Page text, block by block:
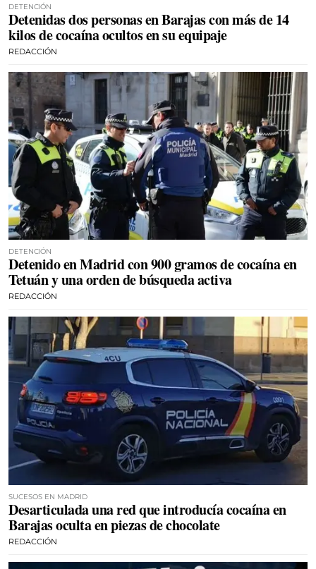
DETENCIÓN
Detenidas dos personas en Barajas con más de 14
kilos de cocaína ocultos en su equipaje
REDACCIÓN
DETENCIÓN
Detenido en Madrid con 900 gramos de cocaína en
Tetuán y una orden de búsqueda activa
REDACCIÓN
SUCESOS EN MADRID
Desarticulada una red que introducía cocaína en
Barajas oculta en piezas de chocolate
REDACCIÓN